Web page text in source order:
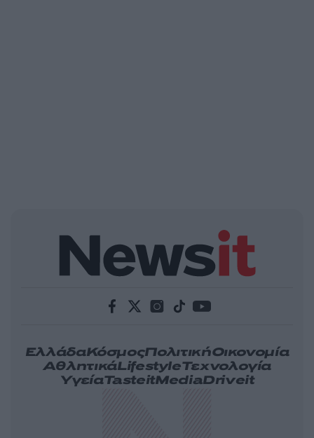
ΕλλάδαΚόσμοςΠολιτικήΟικονομία
ΑθλητικάLifestyleΤεχνολογία
ΥγείαTasteitMediaDriveit